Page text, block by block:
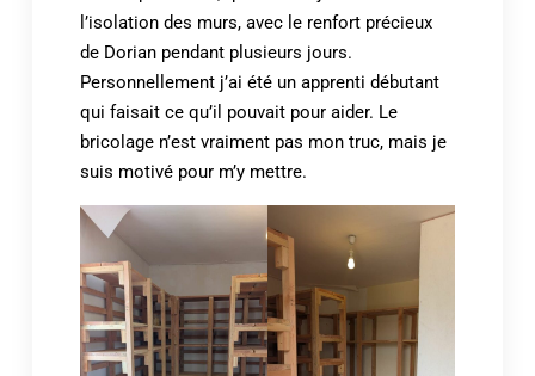
l’isolation des murs, avec le renfort précieux
de Dorian pendant plusieurs jours.
Personnellement j’ai été un apprenti débutant
qui faisait ce qu’il pouvait pour aider. Le
bricolage n’est vraiment pas mon truc, mais je
suis motivé pour m’y mettre.